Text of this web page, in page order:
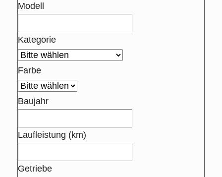
Modell
Kategorie
Farbe
Baujahr
Laufleistung (km)
Getriebe